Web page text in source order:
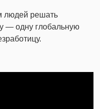
людей решать
— одну глобальную